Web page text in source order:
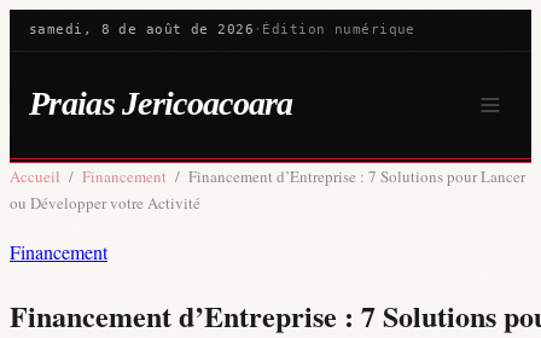
samedi, 8 de août de 2026 · Édition numérique
Praias Jericoacoara
Accueil / Financement / Financement d’Entreprise : 7 Solutions pour Lancer
ou Développer votre Activité
Financement
Financement d’Entreprise : 7 Solutions